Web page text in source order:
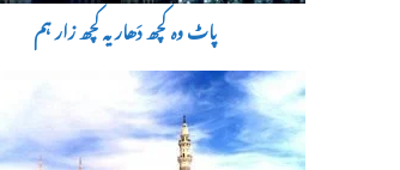
پاٹ وہ کچھ دَھار یہ کچھ زار ہم